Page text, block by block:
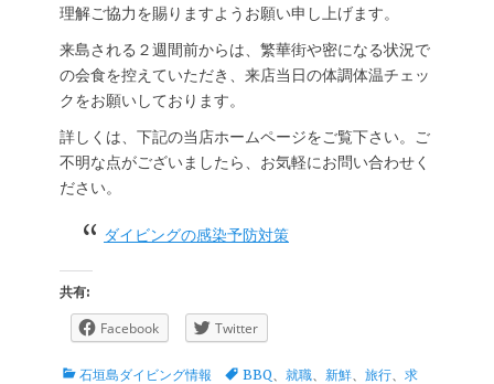
理解ご協力を賜りますようお願い申し上げます。
来島される２週間前からは、繁華街や密になる状況で
の会食を控えていただき、来店当日の体調体温チェッ
クをお願いしております。
詳しくは、下記の当店ホームページをご覧下さい。ご
不明な点がございましたら、お気軽にお問い合わせく
ださい。
ダイビングの感染予防対策
共有:
Facebook Twitter
カ 石垣島ダイビング情報
タ BBQ 就職 新鮮 旅行
求